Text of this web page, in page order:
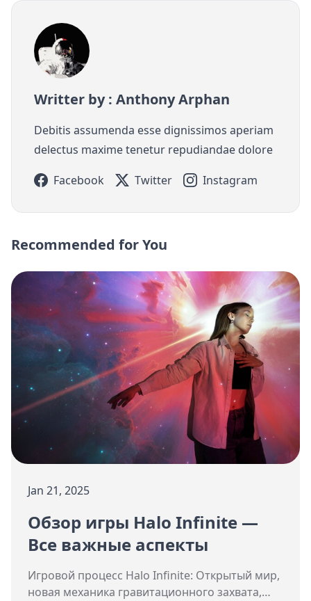
Writter by : Anthony Arphan
Debitis assumenda esse dignissimos aperiam
delectus maxime tenetur repudiandae dolore
Facebook
Twitter Instagram
Recommended for You
Jan 21, 2025
Обзор игры Halo Infinite —
Все важные аспекты
Игровой процесс Halo Infinite: Открытый мир,
новая механика гравитационного захвата,